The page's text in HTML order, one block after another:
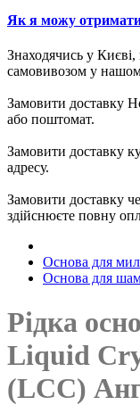
Як я можу
Знаходячись у
самовивозом у
Замовити доставку
або поштомат.
Замовити доставку
адресу.
Замовити доставку
здійснюєте повну
Основа для
Основа для
Рідка
Liquid
(LCC)